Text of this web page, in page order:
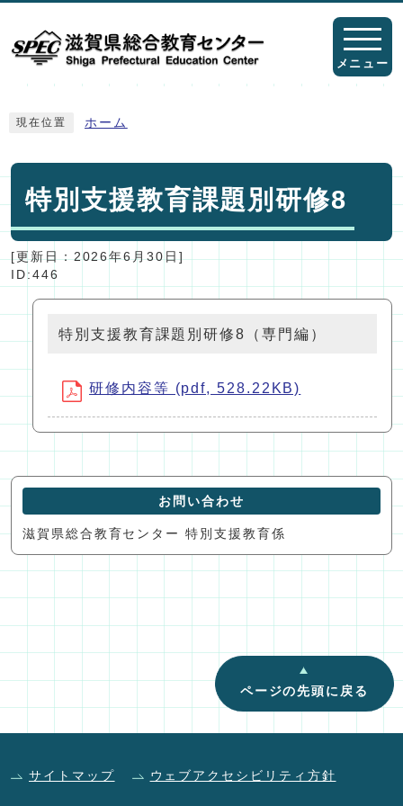
メニュー
現在位置 ホーム
特別支援教育課題別研修8
[更新日：2026年6月30日]
ID:446
特別支援教育課題別研修8（専門編）
研修内容等 (pdf, 528.22KB)
お問い合わせ
滋賀県総合教育センター 特別支援教育係
ページの先頭に戻る
サイトマップ ウェブアクセシビリティ方針